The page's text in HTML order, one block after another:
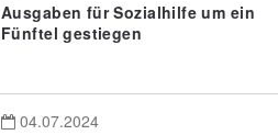
Ausgaben für Sozialhilfe um ein
Fünftel gestiegen
04.07.2024